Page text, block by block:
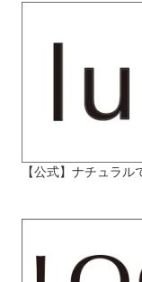
【公式】ナチュラル